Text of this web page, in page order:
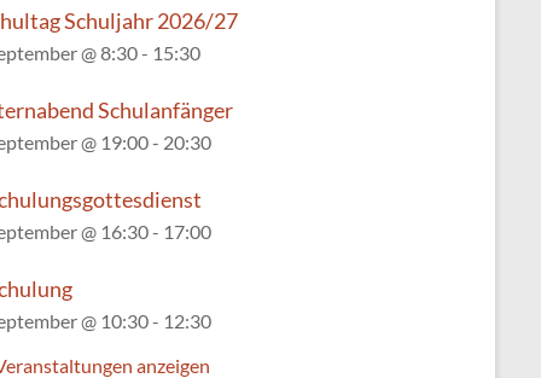
Schuljahr 2026/27
@ 8:30- 15:30
Schulanfänger
@ 19:00- 20:30
@ 16:30- 17:00
@ 10:30- 12:30
anzeigen